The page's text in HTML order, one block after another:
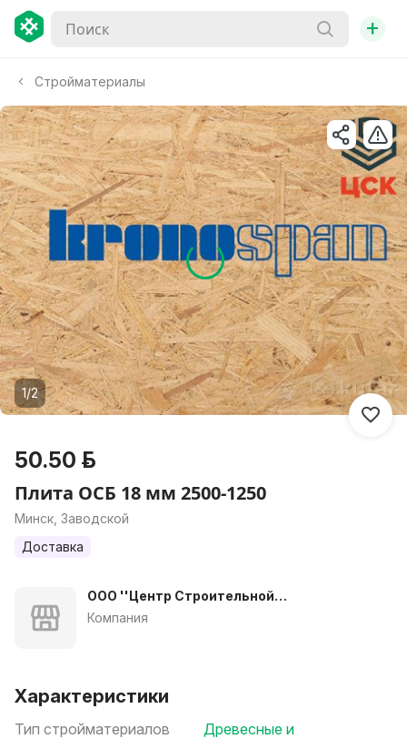
+
Стройматериалы
1/2
50.50 р.
Плита ОСБ 18 мм 2500-1250
Минск, Заводской
Доставка
ООО ''Центр Строительной
Комплектации''
Компания
Характеристики
Тип стройматериалов
Древесные и